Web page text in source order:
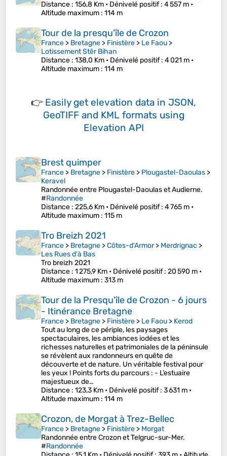
Distance : 156,8 Km • Dénivelé positif: 4 557 m •
Altitude maximum : 114 m
Tour de la presqu'île de Crozon
France > Bretagne > Finistère > Le Faou >
Lotissement Stêr Bihan
Distance : 138,0 Km • Dénivelé positif: 4 021 m •
Altitude maximum : 114 m
👉 Easily get elevation data in JSON,
GeoTIFF and KML formats using
Elevation API
Brest quimper
France > Bretagne > Finistère > Plougastel-Daoulas >
Keravel
Randonnée entre Plougastel-Daoulas et Audierne.
#Randonnée
Distance : 225,6 Km • Dénivelé positif: 4 765 m •
Altitude maximum : 115 m
Tro Breizh 2021
France > Bretagne >Côtes-d'Armor> Merdrignac >
Les Rues d'à Bas
Tro breizh 2021
Distance : 1 275,9 Km • Dénivelé positif: 20 590 m •
Altitude maximum : 313 m
Tour de la Presqu'île de Crozon - 6 jours
- Itinérance Bretagne
France > Bretagne > Finistère > Le Faou > Kerod
Tout au long de ce périple, les paysages
spectaculaires, les ambiances iodées et les
richesses naturelles et patrimoniales de la péninsule
se révèlent aux randonneurs en quête de
découverte et de nature. Un véritable festival pour
les yeux ! Points forts du parcours : - L’estuaire
majestueux de…
Distance : 123,3 Km • Dénivelé positif: 3 631 m •
Altitude maximum : 114 m
Crozon, de Morgat à Trez-Bellec
France > Bretagne > Finistère > Morgat
Randonnée entre Crozon et Telgruc-sur-Mer.
#Randonnée